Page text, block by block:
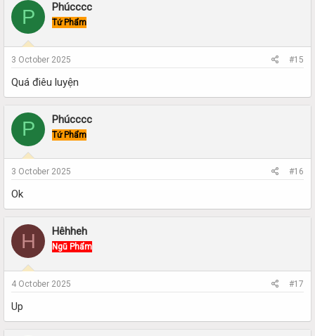
P Phúcccc
Tứ Phẩm
3 October 2025 #15
Quá điêu luyện
P Phúcccc
Tứ Phẩm
3 October 2025 #16
Ok
H Hêhheh
Ngũ Phẩm
4 October 2025 #17
Up